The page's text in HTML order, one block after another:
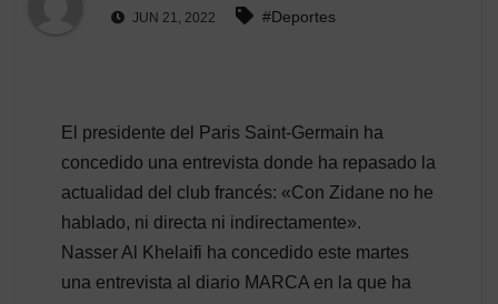
JUN 21, 2022 #Deportes
El presidente del Paris Saint-Germain ha
concedido una entrevista donde ha repasado la
actualidad del club francés: «Con Zidane no he
hablado, ni directa ni indirectamente».
Nasser Al Khelaifi ha concedido este martes
una entrevista al diario MARCA en la que ha